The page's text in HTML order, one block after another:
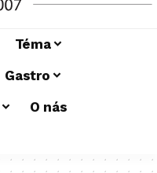
Téma
Gastro
O nás